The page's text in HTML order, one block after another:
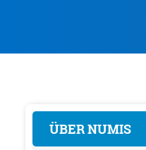
ÜBER NUMIS